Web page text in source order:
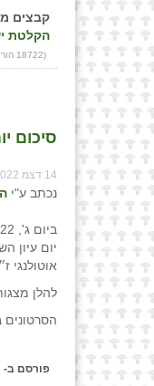
קבצים
הקלטת
(18722 הורדות)
סיכום יום העיון השנתי
14 דצמ 2022
נכתב ע"י
אוטולנגי
להלן
פורסם ב-